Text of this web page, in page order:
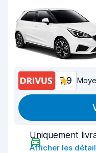
7,9
Uniquement
Afficher les